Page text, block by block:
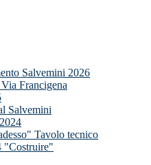
Salvemini 2026
Francigena
Salvemini
Tavolo tecnico
"Costruire"